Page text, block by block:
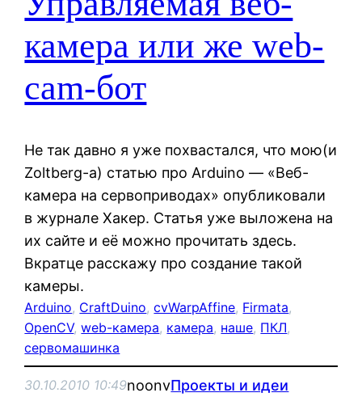
камера или же web-
cam-бот
Не так давно я уже похвастался, что мою(и
Zoltberg-а) статью про Arduino — «Веб-
камера на сервоприводах» опубликовали
в журнале Хакер. Статья уже выложена на
их сайте и её можно прочитать здесь.
Вкратце расскажу про создание такой
камеры.
Arduino, CraftDuino, cvWarpAffine, Firmata
OpenCV, web-камера, камера, наше, ПКЛ
сервомашинка
30.10.2010 10:49noonvПроекты и идеи